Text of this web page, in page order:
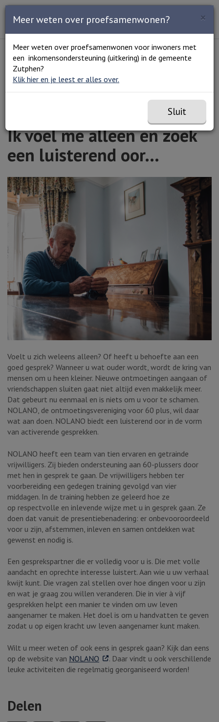
Open en sluit het
Menu
Lees voor
Uitleg woorden
Simpele tekst
Home Ik voel me alleen en zoek een luisterend oor…
Ik voel me alleen en zoek
een luisterend oor…
Voelt u zich weleens alleen? Of heeft u behoefte aan een
goed gesprek? Wanneer u wat ouder wordt, wordt de kring van
mensen om u heen kleiner. Nieuwe ontmoetingen aangaan of
vriendschappen sluiten gaat niet altijd even makkelijk meer.
Dat gebeurt nu eenmaal en is niets om u voor te schamen.
NOLANO, de ontmoetingsvereniging voor 60 plus, wil daar
wat aan doen. NOLANO biedt een luisterend oor in de vorm
van activerende gesprekken.
NOLANO heeft een team van tien ervaren en getrainde
vrijwilligers. Zij bieden ondersteuning aan 60-plussers door
met hen in gesprek te gaan. De vrijwilligers hebben ter
voorbereiding een gedegen training gevolgd van vier
middagen. In de training hebben ze geleerd hoe ze
op respectvolle en inlevende wijze met u in gesprek gaan. Ze
doen dat vanuit de presentiebenadering: er onbevooroordeeld
voor u zijn, afstemmen, inleven en samen ontdekken wat
gewenst en nodig is.
Een gesprekspartner die er volledig voor u is. Die met volle
aandacht en oprechte interesse luistert. Aan wie u uw verhaal
kwijt kunt. Die vragen zal stellen over hoe dingen voor u zijn
en wat je graag zou willen veranderen. Die in vier à vijf
gesprekken helpt een manier te vinden om uw leven
aangenamer te maken. Het doel is om u handvatten te geven
zodat u op eigen kracht uw leven aangenamer kunt maken.
Wilt u meer weten of ook eens in gesprek gaan? Kijk dan eens
op de website van NOLANO . Externe link
. Daar vindt u ook verschillende
leuke activiteiten die regelmatig georganiseerd worden!
Delen
×
Meer weten over proefsamenwonen?
Meer weten over proefsamenwonen voor inwoners met
een inkomensondersteuning (uitkering) in de gemeente
Zutphen?
Klik hier en je leest er alles over.
Sluit